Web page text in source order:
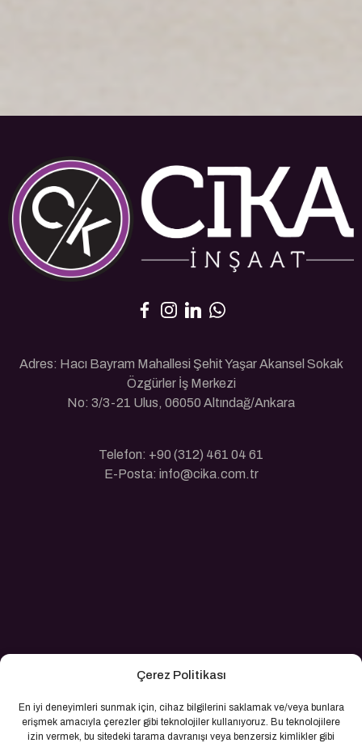
Çerez Politikası
En iyi deneyimleri sunmak için, cihaz bilgilerini saklamak ve/veya bunlara
erişmek amacıyla çerezler gibi teknolojiler kullanıyoruz. Bu teknolojilere
izin vermek, bu sitedeki tarama davranışı veya benzersiz kimlikler gibi
Adres: Hacı Bayram Mahallesi Şehit Yaşar Akansel Sokak
Özgürler İş Merkezi
No: 3/3-21 Ulus, 06050 Altındağ/Ankara
Telefon: +90 (312) 461 04 61
E-Posta: info@cika.com.tr